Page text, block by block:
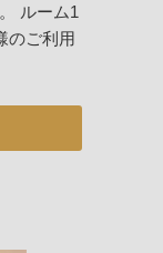
ルーム1
のご利用